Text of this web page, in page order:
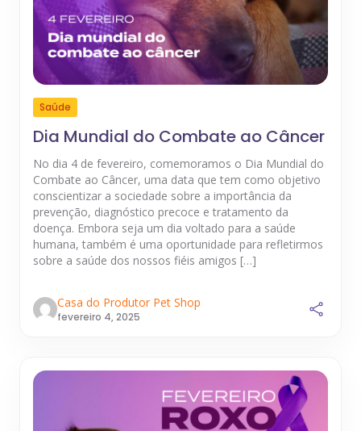
Saúde
Dia Mundial do Combate ao Câncer
No dia 4 de fevereiro, comemoramos o Dia Mundial do
Combate ao Câncer, uma data que tem como objetivo
conscientizar a sociedade sobre a importância da
prevenção, diagnóstico precoce e tratamento da
doença. Embora seja um dia voltado para a saúde
humana, também é uma oportunidade para refletirmos
sobre a saúde dos nossos fiéis amigos […]
Casa do Produtor Pet Shop
fevereiro 4, 2025